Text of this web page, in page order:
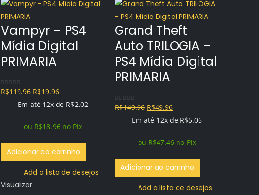
Vampyr – PS4
Mídia Digital
PRIMARIA
0out of 5
R$119.96 O
preço
era:
R$119.96.
R$19.96O
preço
é:
R$19.96.
Em até 12x de R$2.02
ou R$18.96 no Pix
Adicionar ao carrinho
Add a lista de desejos
Visualizar
Grand Theft
Auto TRILOGIA –
PS4 Mídia Digital
PRIMARIA
0out of 5
R$149.96 O
preço
era:
R$149.96.
R$49.96O
preço
é:
R$49.96.
Em até 12x de R$5.06
ou R$47.46 no Pix
Adicionar ao carrinho
Add a lista de desejos